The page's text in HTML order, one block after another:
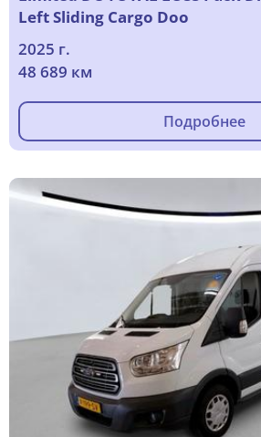
Left Sliding Cargo Doo
2025 г.
48 689 км
Подробнее